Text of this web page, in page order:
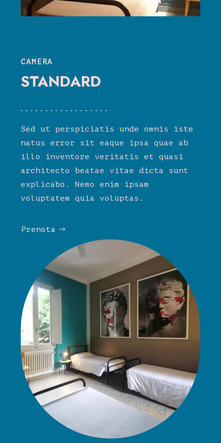
CAMERA
STANDARD
Sed ut perspiciatis unde omnis iste
natus error sit eaque ipsa quae ab
illo inventore veritatis et quasi
architecto beatae vitae dicta sunt
explicabo. Nemo enim ipsam
voluptatem quia voluptas.
Prenota